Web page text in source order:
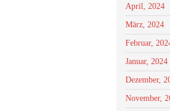
April, 2024
März, 2024
Februar,
Januar, 2024
Dezember,
November,